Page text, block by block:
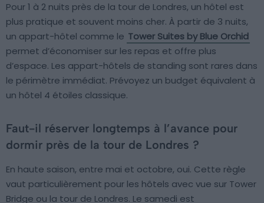
Pour 1 à 2 nuits près de la tour de Londres, un hôtel est
plus pratique et souvent moins cher. À partir de 3 nuits,
un appart-hôtel comme le Tower Suites by Blue Orchid
permet d’économiser sur les repas et offre plus
d’espace. Les appart-hôtels de standing sont rares dans
le périmètre immédiat. Prévoyez un budget équivalent à
un hôtel 4 étoiles classique.
Faut-il réserver longtemps à l’avance pour
dormir près de la tour de Londres ?
En haute saison, entre mai et octobre, oui. Cette règle
vaut particulièrement pour les hôtels avec vue sur Tower
Bridge ou la tour de Londres. Le samedi est